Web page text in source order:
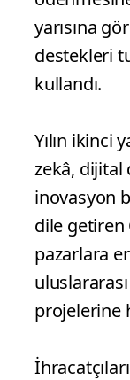
yarısına
destekleri
kullandı.
Yılın ikinci
zekâ,
inovasyon
dile getiren
pazarlara
projelerine